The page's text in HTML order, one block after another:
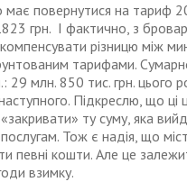
повернутися на тариф
грн. І фактично, з
різницю між
тарифами.
29 млн. 850 тис. грн. цього
Підкреслю, що ці
ту суму, яка
Тож є надія, що
певні кошти. Але це
взимку.